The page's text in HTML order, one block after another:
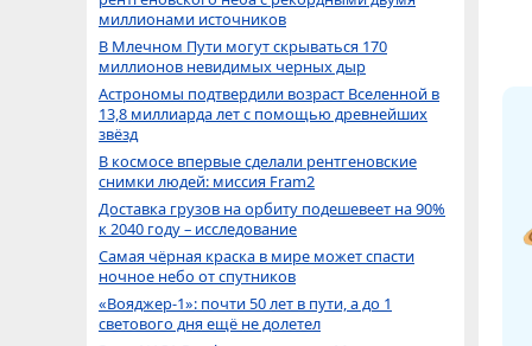
миллионами источников
В Млечном Пути могут скрываться 170
миллионов невидимых черных дыр
Астрономы подтвердили возраст Вселенной в
13,8 миллиарда лет с помощью древнейших
звёзд
В космосе впервые сделали рентгеновские
снимки людей: миссия Fram2
Доставка грузов на орбиту подешевеет на 90%
к 2040 году – исследование
Самая чёрная краска в мире может спасти
ночное небо от спутников
«Вояджер-1»: почти 50 лет в пути, а до 1
светового дня ещё не долетел